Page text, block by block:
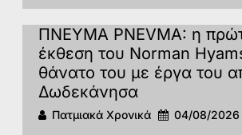
ΠΝΕΥΜΑ PNEVMA: η
έκθεση του Norman
θάνατο του με έργα του
Δωδεκάνησα
Πατμιακά Χρονικά 04/08/2026